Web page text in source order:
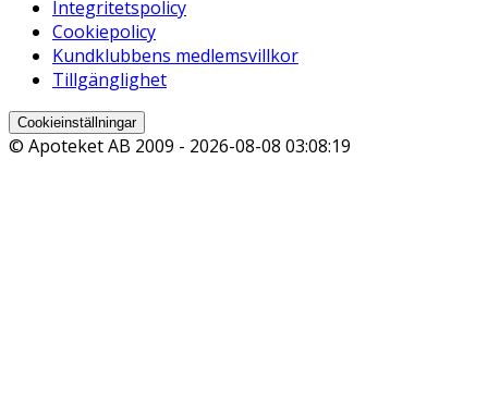
Integritetspolicy
Cookiepolicy
Kundklubbens medlemsvillkor
Tillgänglighet
Cookieinställningar
© Apoteket AB 2009 - 2026-08-08 03:08:19